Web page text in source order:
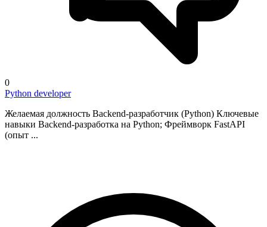
0
Python developer
Желаемая должность Backend‑разработчик (Python) Ключевые
навыки Backend‑разработка на Python; Фреймворк FastAPI
(опыт ...